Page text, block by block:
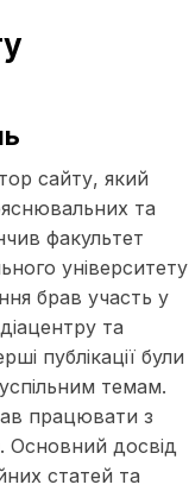
сайту, який
та
факультет
університету
брав участь у
та
публікації були
темам.
працювати з
Основний досвід
статей та